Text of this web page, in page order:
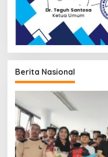
Berita Nasional